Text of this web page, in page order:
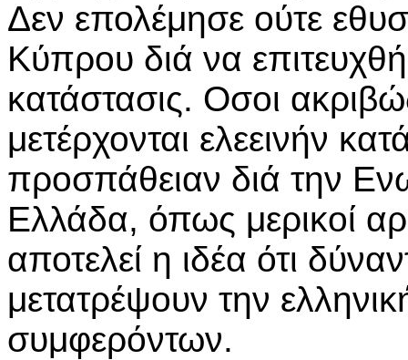
Δεν επολέμησε ούτε
Κύπρου διά να
κατάστασις. Οσοι
μετέρχονται ελεεινήν
προσπάθειαν διά την
Ελλάδα, όπως μερικοί
αποτελεί η ιδέα ότι
μετατρέψουν την
συμφερόντων.